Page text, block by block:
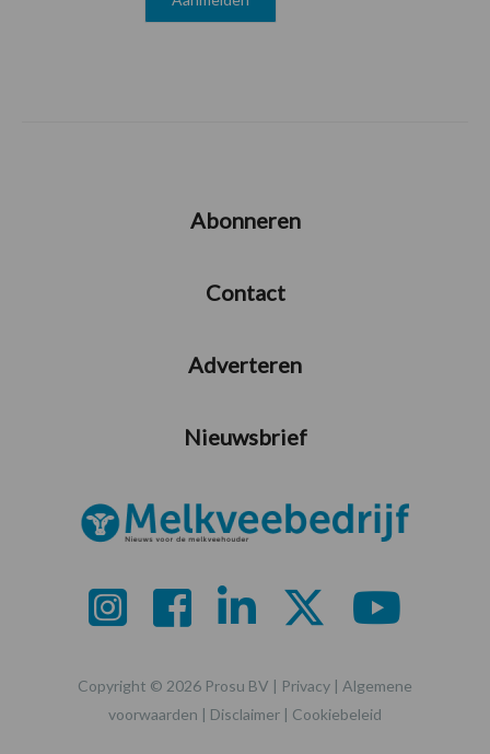
Abonneren
Contact
Adverteren
Nieuwsbrief
Copyright © 2026 Prosu BV | Privacy | Algemene
voorwaarden | Disclaimer | Cookiebeleid